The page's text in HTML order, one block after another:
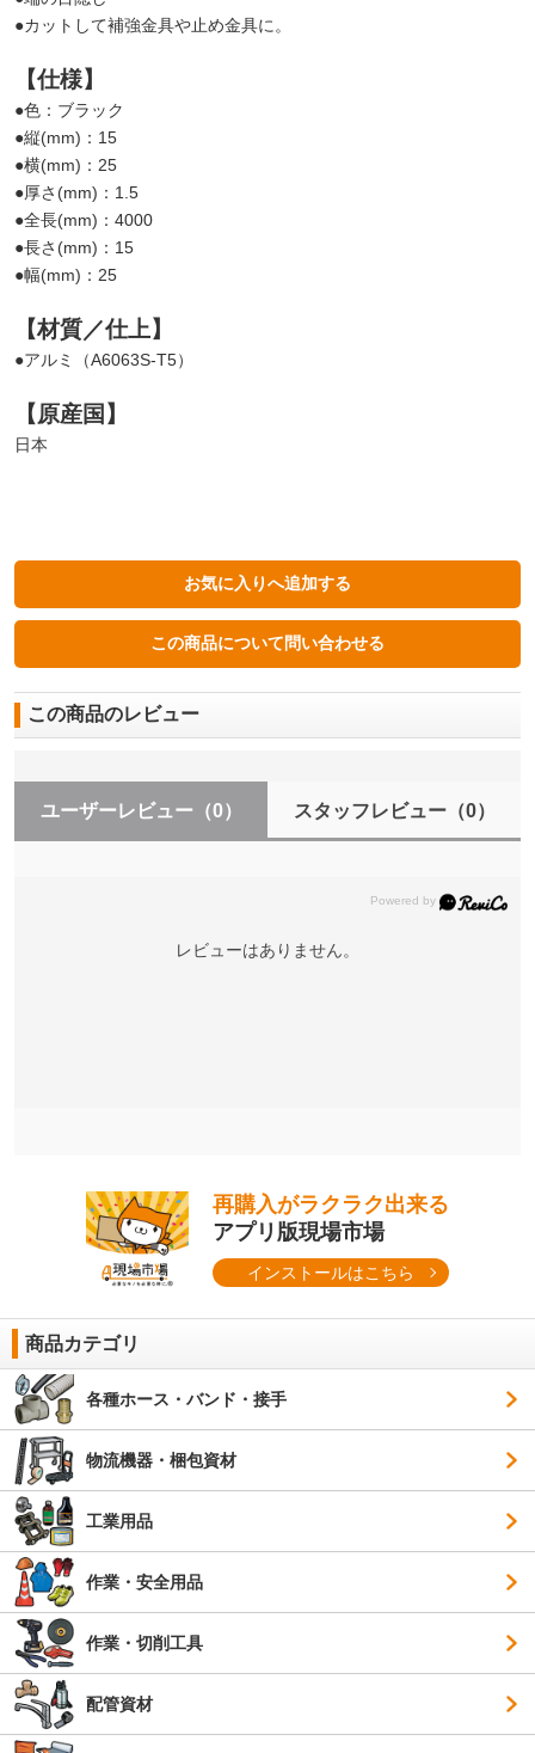
●カットして補強金具や止め金具に。
【仕様】
●色：ブラック
●縦(mm)：15
●横(mm)：25
●厚さ(mm)：1.5
●全長(mm)：4000
●長さ(mm)：15
●幅(mm)：25
【材質／仕上】
●アルミ（A6063S-T5）
【原産国】
日本
この商品のレビュー
ユーザーレビュー （0） スタッフレビュー（0）
レビューはありません。
再購入がラクラク出来る
アプリ版現場市場
インストールはこちら
商品カテゴリ
各種ホース・バンド・接手
物流機器・梱包資材
工業用品
作業・安全用品
作業・切削工具
配管資材